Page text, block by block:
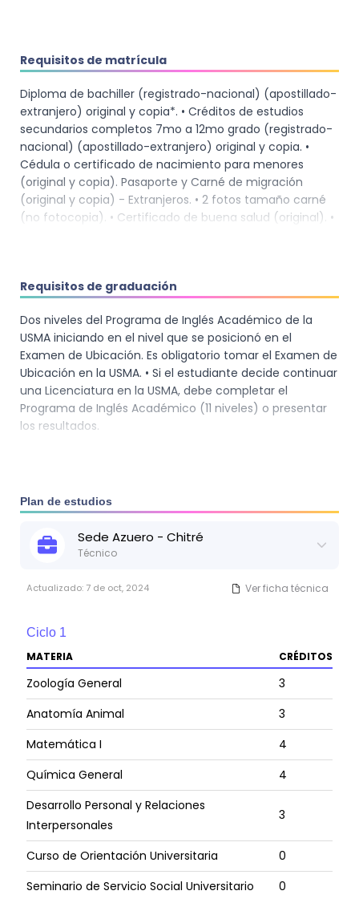
manejo del hato ganadero y otras especies menores, la
sostenible y otros temas de importancia para el éxito
profesional.
Requisitos de matrícula
Diploma de bachiller (registrado-nacional) (apostillado-
extranjero) original y copia*. • Créditos de estudios
secundarios completos 7mo a 12mo grado (registrado-
nacional) (apostillado-extranjero) original y copia. •
Cédula o certificado de nacimiento para menores
(original y copia). Pasaporte y Carné de migración
(original y copia) - Extranjeros. • 2 fotos tamaño carné
(no fotocopia). • Certificado de buena salud (original). •
admisión, si no tiene su diploma, necesita presentar una
año para graduarse, traer los créditos de 7mo a 11vo
grado y las notas de los últimos trimestres del 12mo
grado.
Requisitos de graduación
Dos niveles del Programa de Inglés Académico de la
USMA iniciando en el nivel que se posicionó en el
Examen de Ubicación. Es obligatorio tomar el Examen de
Ubicación en la USMA. • Si el estudiante decide continuar
una Licenciatura en la USMA, debe completar el
Programa de Inglés Académico (11 niveles) o presentar
los resultados.
Plan de estudios
Sede Azuero - Chitré
Técnico
Actualizado:7 de oct, 2024 Ver ficha técnica
Ciclo 1
MATERIA
CRÉDITOS
Zoología General
3
Anatomía Animal
3
Matemática I
4
Química General
4
Desarrollo Personal y Relaciones
Interpersonales
3
Curso de Orientación Universitaria
0
Seminario de Servicio Social Universitario
0